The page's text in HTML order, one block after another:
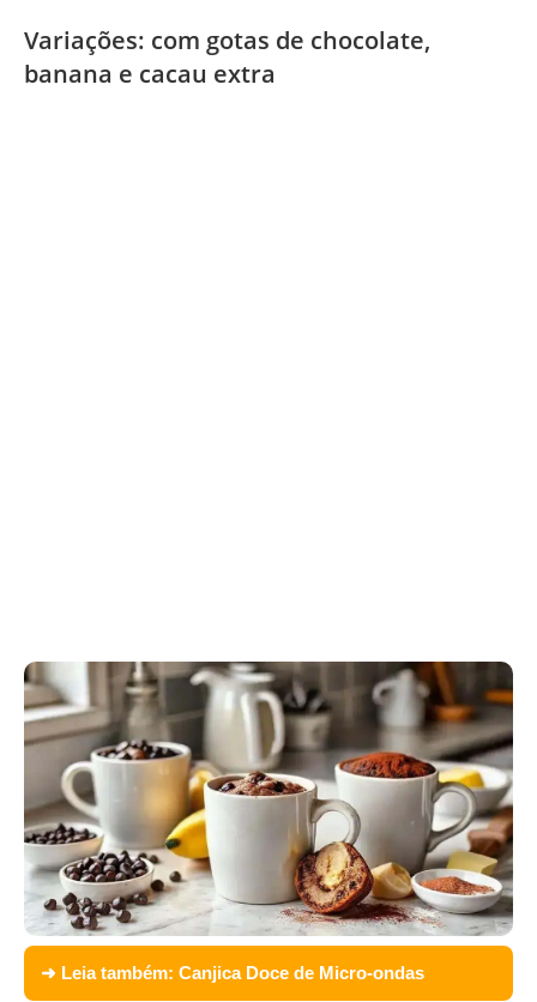
Variações: com gotas de chocolate,
banana e cacau extra
➜ Leia também: Canjica Doce de Micro-ondas